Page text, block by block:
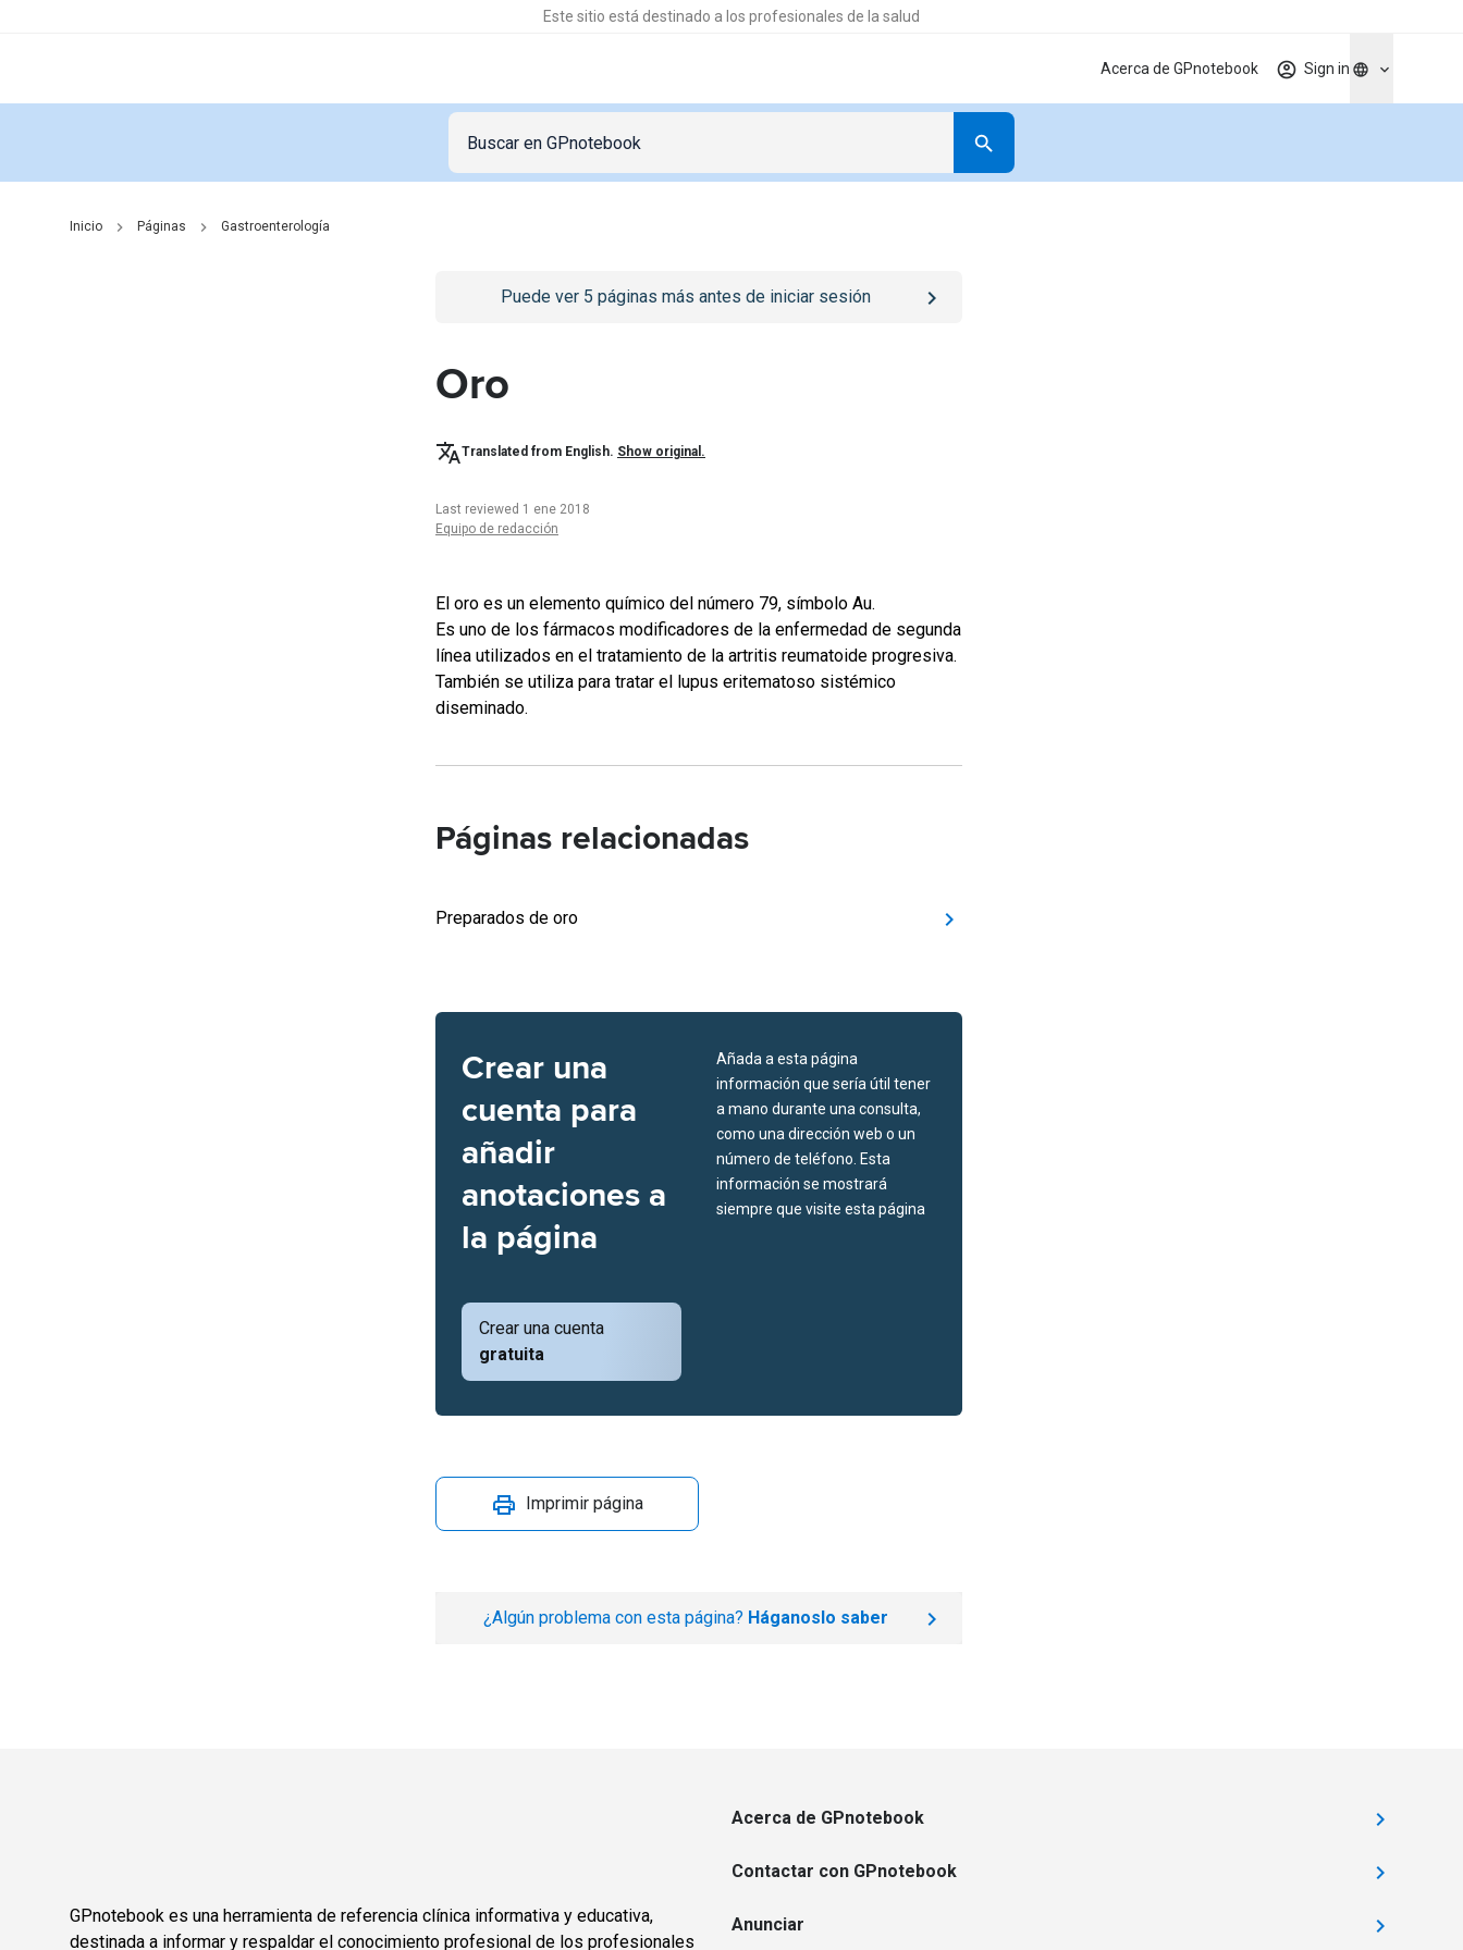
Este sitio está destinado a los profesionales de la salud
Acerca de GPnotebook Sign in
Inicio Páginas Gastroenterología
/iniciar-sesionpage
Puede ver 5 páginas más antes de iniciar sesión
Oro
Translated from English. Show original.
Last reviewed 1 ene 2018
Equipo de redacción
El oro es un elemento químico del número 79, símbolo Au.
Es uno de los fármacos modificadores de la enfermedad de segunda
línea utilizados en el tratamiento de la artritis reumatoide progresiva.
También se utiliza para tratar el lupus eritematoso sistémico
diseminado.
Páginas relacionadas
Preparados de oro
Crear una
cuenta para
añadir
anotaciones a
la página
Crear una cuenta
gratuita
Añada a esta página
información que sería útil tener
a mano durante una consulta,
como una dirección web o un
número de teléfono. Esta
información se mostrará
siempre que visite esta página
Imprimir página
¿Algún problema con esta página? Háganoslo saber
GPnotebook es una herramienta de referencia clínica informativa y educativa,
destinada a informar y respaldar el conocimiento profesional de los profesionales
Acerca de GPnotebook
Contactar con GPnotebook
Anunciar